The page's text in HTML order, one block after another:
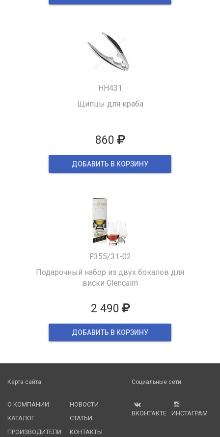
HH431
Щипцы для краба
860
ДОБАВИТЬ В КОРЗИНУ
F355/31-02
Подарочный набор из двух бокалов для
виски Glencairn
2 490
ДОБАВИТЬ В КОРЗИНУ
Карта сайта
О КОМПАНИИ
КАТАЛОГ
ПРОИЗВОДИТЕЛИ
НОВОСТИ
СТАТЬИ
КОНТАКТЫ
Социальные сети
ВКОНТАКТЕ ИНСТАГРАМ